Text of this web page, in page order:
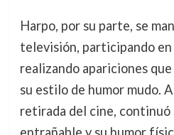
Harpo, por su parte, se
televisión, participando en
realizando apariciones
su estilo de humor mudo.
retirada del cine, continuó